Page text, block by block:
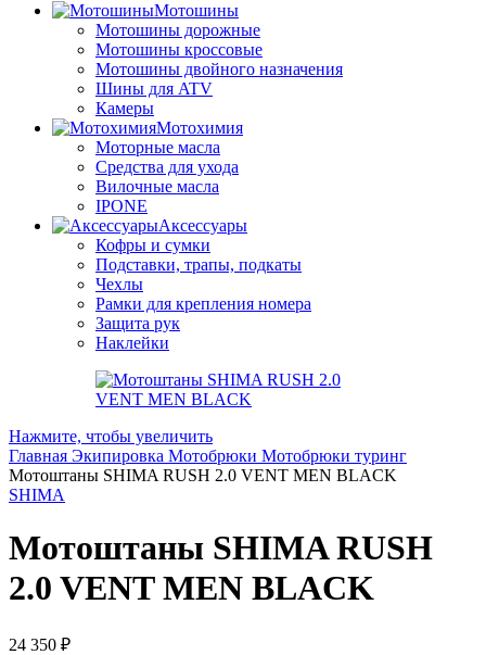
Мотошины
Мотошины дорожные
Мотошины кроссовые
Мотошины двойного назначения
Шины для ATV
Камеры
Мотохимия
Моторные масла
Средства для ухода
Вилочные масла
IPONE
Аксессуары
Кофры и сумки
Подставки, трапы, подкаты
Чехлы
Рамки для крепления номера
Защита рук
Наклейки
Нажмите, чтобы увеличить
Главная Экипировка Мотобрюки Мотобрюки туринг
Мотоштаны SHIMA RUSH 2.0 VENT MEN BLACK
SHIMA
Мотоштаны SHIMA RUSH
2.0 VENT MEN BLACK
24 350 ₽